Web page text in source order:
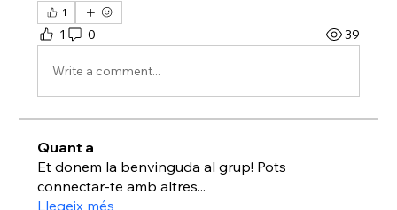
1
1 0 39
Write a comment...
Quant a
Et donem la benvinguda al grup! Pots
connectar-te amb altres...
Llegeix més